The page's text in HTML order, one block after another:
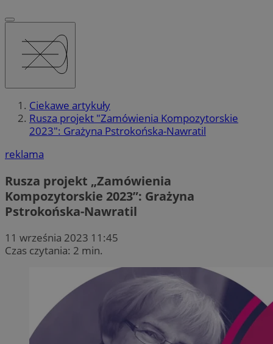
Ciekawe artykuły
Rusza projekt "Zamówienia Kompozytorskie
2023": Grażyna Pstrokońska-Nawratil
reklama
Rusza projekt „Zamówienia
Kompozytorskie 2023”: Grażyna
Pstrokońska-Nawratil
11 września 2023 11:45
Czas czytania: 2 min.